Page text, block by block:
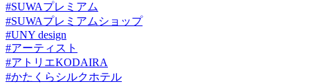
#SUWAプレミアム
#SUWAプレミアムショップ
#UNY design
#アーティスト
#アトリエKODAIRA
#かたくらシルクホテル